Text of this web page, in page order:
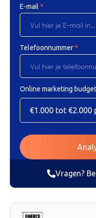
E-mail *
Telefoonnummer*
Online marketing budget
Vragen?